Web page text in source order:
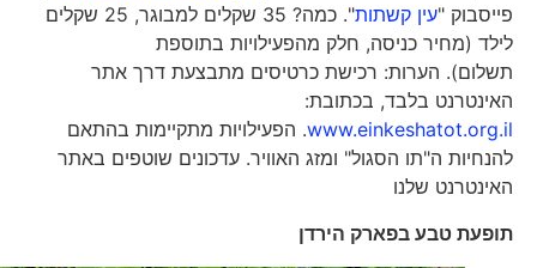
פייסבוק "עין קשתות
". כמה? 35 שקלים למבוגר, 25 שקלים
לילד (מחיר כניסה, חלק מהפעילויות בתוספת
תשלום). הערות: רכישת כרטיסים מתבצעת דרך אתר
האינטרנט בלבד, בכתובת:
www.einkeshatot.org.il. הפעילויות מתקיימות בהתאם
להנחיות ה"תו הסגול" ומזג האוויר. עדכונים שוטפים באתר
האינטרנט שלנו
תופעת טבע בפארק הירדן